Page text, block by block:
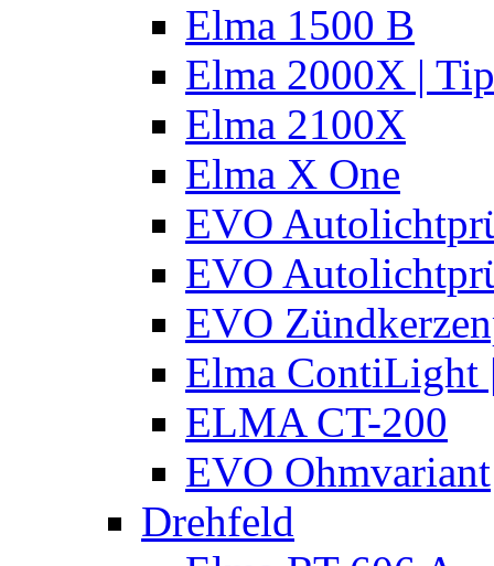
Elma 1500 B
Elma 2000X |
Elma 2100X
Elma X One
EVO
EVO
EVO
Elma ContiLight
ELMA CT-200
EVO Ohmvariant
Drehfeld